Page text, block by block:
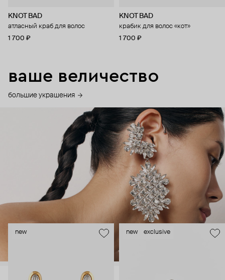
KNOT BAD
атласный краб для волос
1 700 ₽
KNOT BAD
крабик для волос «кот»
1 700 ₽
ваше величество
большие украшения
new new exclusive